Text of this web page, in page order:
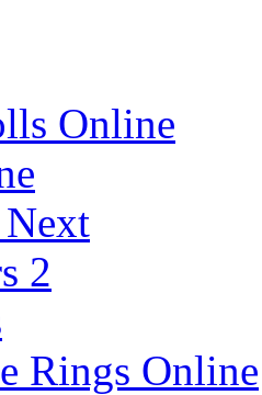
Online
2
Rings Online